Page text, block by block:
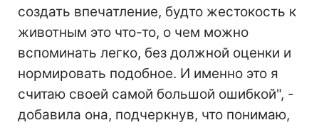
создать впечатление, будто жестокость к
животным это что-то, о чем можно
вспоминать легко, без должной оценки и
нормировать подобное. И именно это я
считаю своей самой большой ошибкой", -
добавила она, подчеркнув, что понимаю,